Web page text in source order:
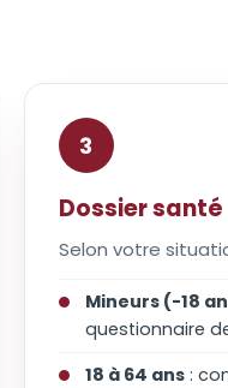
3
Dossier santé
Selon votre
Mineurs (-18
questionnaire
18 à 64 ans: